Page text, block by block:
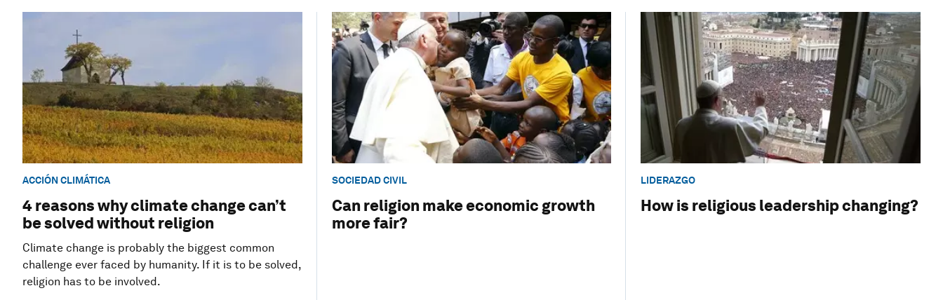
ACCIÓN CLIMÁTICA
4 reasons why climate change can’t
be solved without religion
Climate change is probably the biggest common
challenge ever faced by humanity. If it is to be solved,
religion has to be involved.
SOCIEDAD CIVIL
Can religion make economic growth
more fair?
LIDERAZGO
How is religious leadership changing?